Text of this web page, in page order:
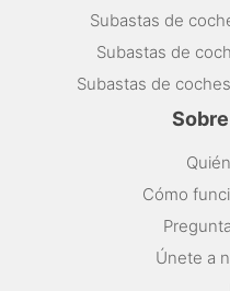
Subastas de
Subastas de
Subastas de
Cómo
Únete a